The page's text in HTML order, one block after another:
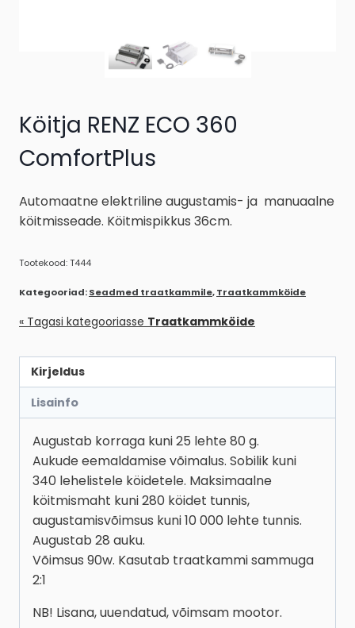
Köitja RENZ ECO 360
ComfortPlus
Automaatne elektriline augustamis- ja manuaalne
köitmisseade. Köitmispikkus 36cm.
Tootekood:T444
Kategooriad:Seadmed traatkammile,Traatkammköide
« Tagasi kategooriasse Traatkammköide
Kirjeldus
Lisainfo
Augustab korraga kuni 25 lehte 80 g.
Aukude eemaldamise võimalus. Sobilik kuni
340 lehelistele köidetele. Maksimaalne
köitmismaht kuni 280 köidet tunnis,
augustamisvõimsus kuni 10 000 lehte tunnis.
Augustab 28 auku.
Võimsus 90w. Kasutab traatkammi sammuga
2:1
NB! Lisana, uuendatud, võimsam mootor.